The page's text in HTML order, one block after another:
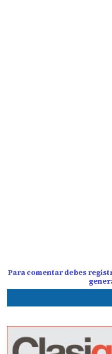
Para comentar debes